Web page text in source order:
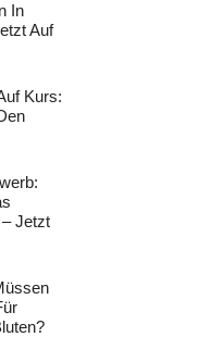
In
Auf
Kurs:
– Jetzt